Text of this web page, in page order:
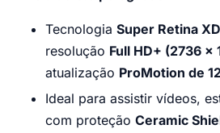
Tecnologia Super Retina
resolução Full HD+ (2736 x
atualização ProMotion de
Ideal para assistir vídeos,
com proteção Ceramic